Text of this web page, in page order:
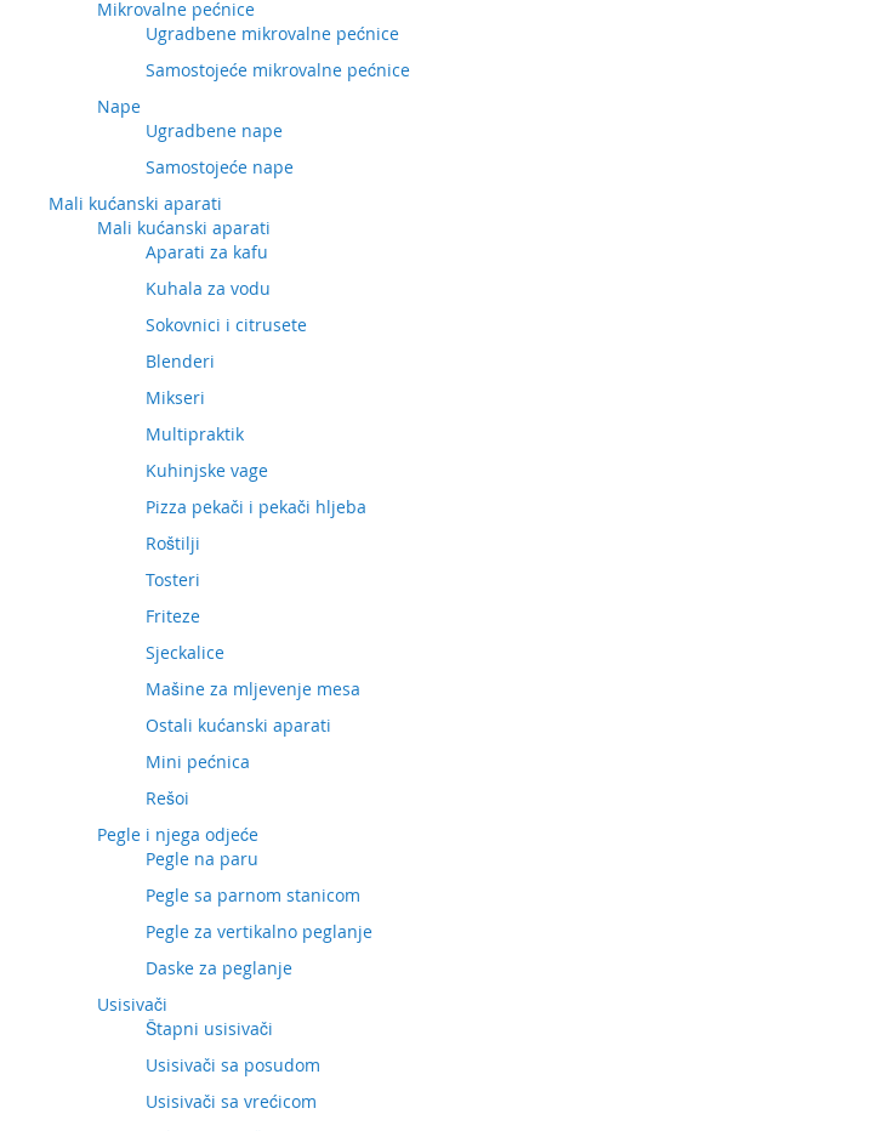
Mikrovalne pećnice
Ugradbene mikrovalne pećnice
Samostojeće mikrovalne pećnice
Nape
Ugradbene nape
Samostojeće nape
Mali kućanski aparati
Mali kućanski aparati
Aparati za kafu
Kuhala za vodu
Sokovnici i citrusete
Blenderi
Mikseri
Multipraktik
Kuhinjske vage
Pizza pekači i pekači hljeba
Roštilji
Tosteri
Friteze
Sjeckalice
Mašine za mljevenje mesa
Ostali kućanski aparati
Mini pećnica
Rešoi
Pegle i njega odjeće
Pegle na paru
Pegle sa parnom stanicom
Pegle za vertikalno peglanje
Daske za peglanje
Usisivači
Štapni usisivači
Usisivači sa posudom
Usisivači sa vrećicom